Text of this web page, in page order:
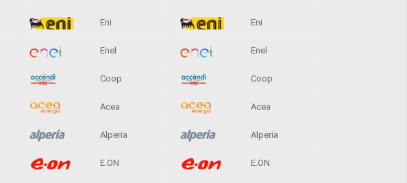
Eni
Enel
Coop
Acea
Alperia
E.ON
Eni
Enel
Coop
Acea
Alperia
E.ON